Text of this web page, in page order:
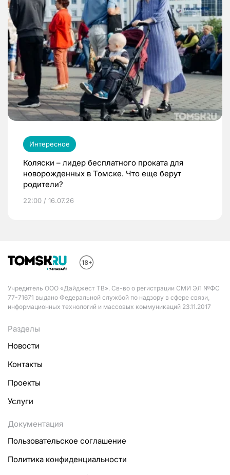
Интересное
Коляски – лидер бесплатного проката для
новорожденных в Томске. Что еще берут
родители?
22:00 / 16.07.26
Учредитель ООО «Дайджест ТВ». Св-во о регистрации СМИ ЭЛ №ФС
77-71671 выдано Федеральной службой по надзору в сфере связи,
информационных технологий и массовых коммуникаций 23.11.2017
Разделы
Новости
Контакты
Проекты
Услуги
Документация
Пользовательское соглашение
Политика конфиденциальности